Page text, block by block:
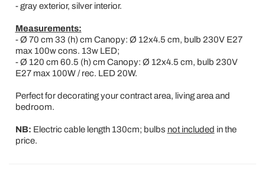
- gray exterior, silver interior.
Measurements:
- Ø 70 cm 33 (h) cm Canopy: Ø 12x4.5 cm, bulb 230V E27
max 100w cons. 13w LED;
- Ø 120 cm 60.5 (h) cm Canopy: Ø 12x4.5 cm, bulb 230V
E27 max 100W / rec. LED 20W.
Perfect for decorating your contract area, living area and
bedroom.
NB: Electric cable length 130cm; bulbs not included in the
price.